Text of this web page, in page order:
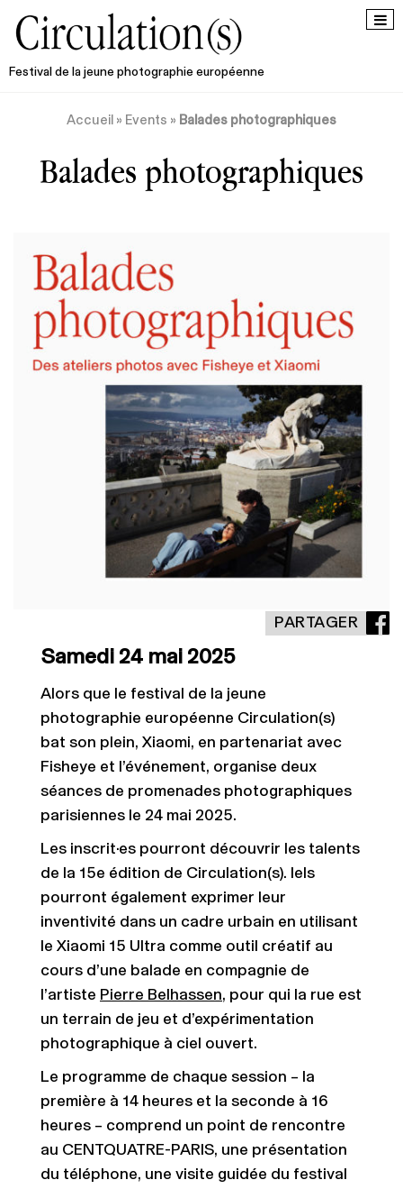
Festival de la jeune photographie européenne
Accueil » Events » Balades photographiques
Balades photographiques
PARTAGER
Samedi 24 mai 2025
Alors que le festival de la jeune
photographie européenne Circulation(s)
bat son plein, Xiaomi, en partenariat avec
Fisheye et l’événement, organise deux
séances de promenades photographiques
parisiennes le 24 mai 2025.
Les inscrit·es pourront découvrir les talents
de la 15e édition de Circulation(s). Iels
pourront également exprimer leur
inventivité dans un cadre urbain en utilisant
le Xiaomi 15 Ultra comme outil créatif au
cours d’une balade en compagnie de
l’artiste Pierre Belhassen, pour qui la rue est
un terrain de jeu et d’expérimentation
photographique à ciel ouvert.
Le programme de chaque session – la
première à 14 heures et la seconde à 16
heures – comprend un point de rencontre
au CENTQUATRE-PARIS, une présentation
du téléphone, une visite guidée du festival